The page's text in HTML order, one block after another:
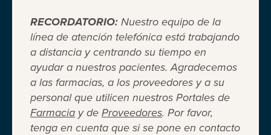
RECORDATORIO: Nuestro equipo de la
línea de atención telefónica está trabajando
a distancia y centrando su tiempo en
ayudar a nuestros pacientes. Agradecemos
a las farmacias, a los proveedores y a su
personal que utilicen nuestros Portales de
Farmacia y de Proveedores. Por favor,
tenga en cuenta que si se pone en contacto
Cuando el seguro médico no es
suficiente ®